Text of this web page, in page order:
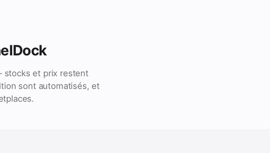
stocks et prix restent
sont automatisés, et